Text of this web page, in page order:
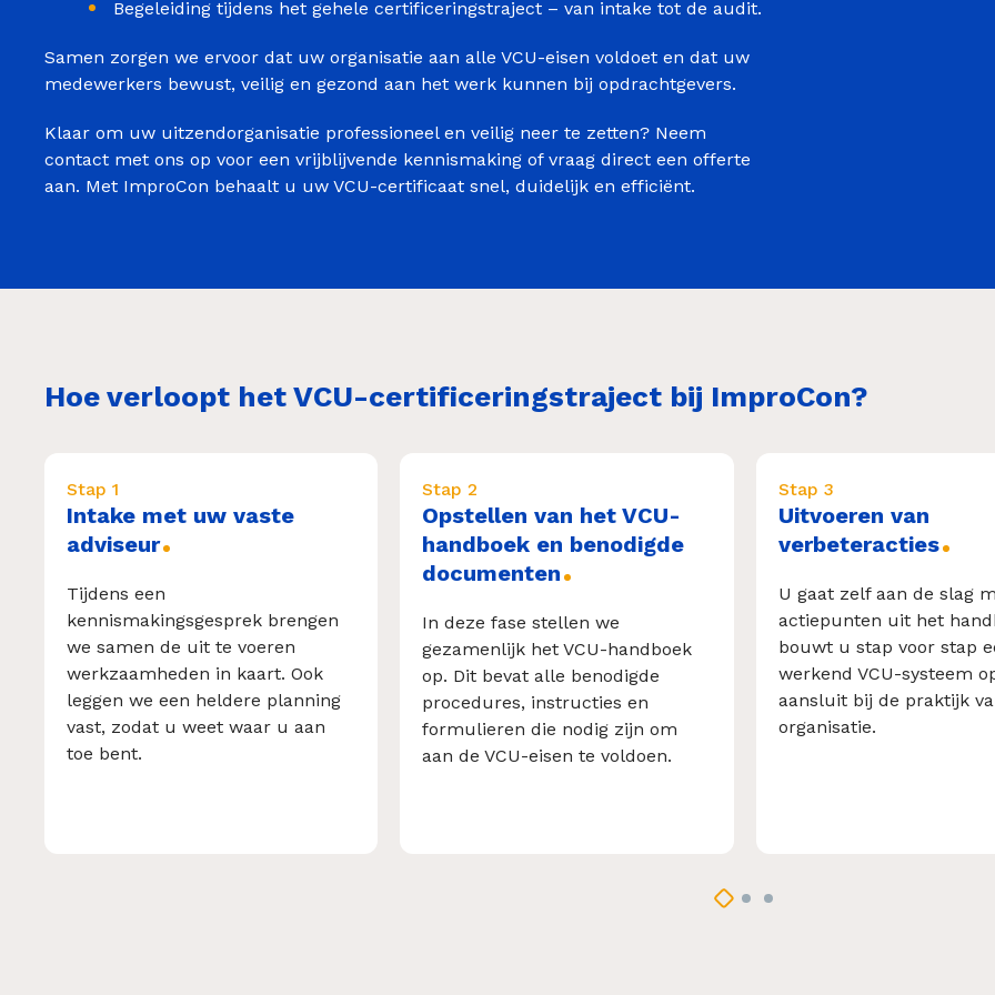
Begeleiding tijdens het gehele certificeringstraject – van intake tot de audit.
Samen zorgen we ervoor dat uw organisatie aan alle VCU-eisen voldoet en dat uw
medewerkers bewust, veilig en gezond aan het werk kunnen bij opdrachtgevers.
Klaar om uw uitzendorganisatie professioneel en veilig neer te zetten? Neem
contact met ons op voor een vrijblijvende kennismaking of vraag direct een offerte
aan. Met ImproCon behaalt u uw VCU-certificaat snel, duidelijk en efficiënt.
Hoe verloopt het VCU-certificeringstraject bij ImproCon?
Stap 1
Intake met uw vaste
adviseur
Tijdens een
kennismakingsgesprek brengen
we samen de uit te voeren
werkzaamheden in kaart. Ook
leggen we een heldere planning
vast, zodat u weet waar u aan
toe bent.
Stap 2
Opstellen van het VCU-
handboek en benodigde
documenten
In deze fase stellen we
gezamenlijk het VCU-handboek
op. Dit bevat alle benodigde
procedures, instructies en
formulieren die nodig zijn om
aan de VCU-eisen te voldoen.
Stap 3
Uitvoeren van
verbeteracties
U gaat zelf aan de slag
actiepunten uit het
bouwt u stap voor stap
werkend VCU-systeem
aansluit bij de praktijk
organisatie.